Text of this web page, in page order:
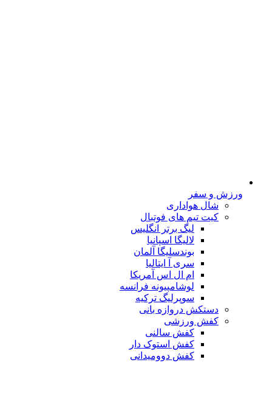
ورزش و سفر
شال هواداری
کیت تیم های فوتبال
لیگ برتر انگلیس
لالیگا اسپانیا
بوندسلیگا آلمان
سری آ ایتالیا
ام ال اس آمریکا
لوشامپیونه فرانسه
سوپرلیگ ترکیه
دستکش دروازه بانی
کفش ورزشی
کفش سالنی
کفش استوک دار
کفش دوومیدانی